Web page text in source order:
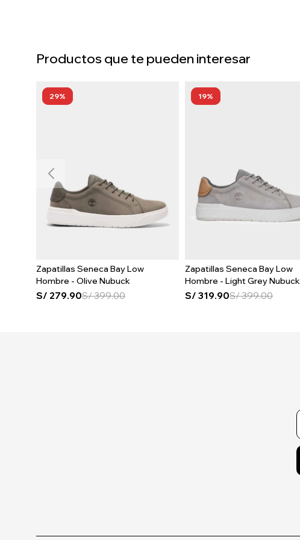
Productos que te pueden interesar
29
Zapatillas Seneca Bay Low
Hombre - Olive Nubuck
S/ 279.90S/399.00
19
Zapatillas Seneca Bay Low
Hombre - Light Grey Nubuck
S/ 319.90S/399.00